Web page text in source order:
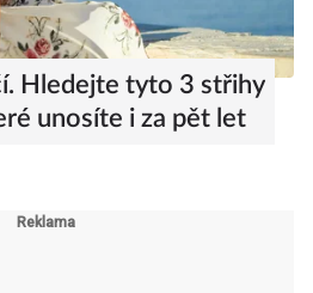
Hledejte tyto 3 střihy
unosíte i za pět let